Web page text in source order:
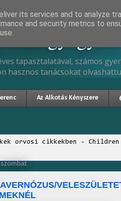
tapasztalatával, számos
tanácsokat
Az Alkotás Kényszere
orvosi cikkekben -
its services and to analyze
and security metrics to